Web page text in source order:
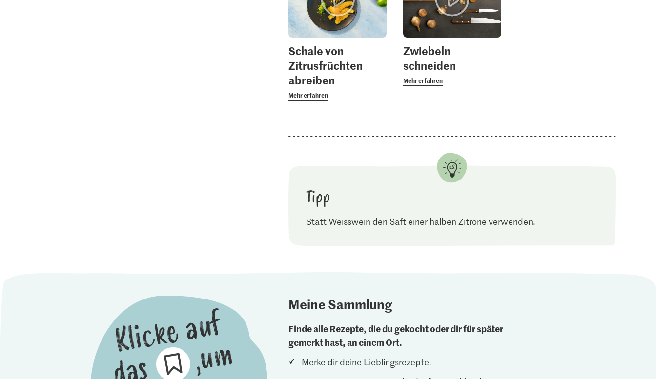
Schale von
Zitrusfrüchten
abreiben
Mehr erfahren
Zwiebeln
schneiden
Mehr erfahren
Tipp
Statt Weisswein den Saft einer halben Zitrone verwenden.
Meine Sammlung
Finde alle Rezepte, die du gekocht oder dir für später
gemerkt hast, an einem Ort.
Merke dir deine Lieblingsrezepte.